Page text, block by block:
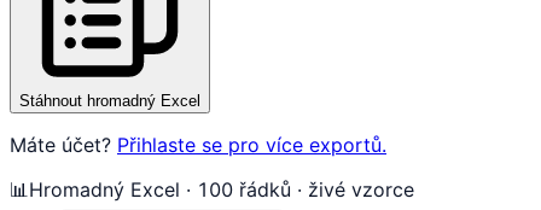
Stáhnout hromadný Excel
Máte účet? Přihlaste se pro více exportů.
📊 Hromadný Excel · 100 řádků · živé vzorce